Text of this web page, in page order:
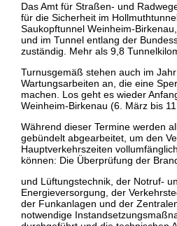
Das Amt für Straßen- und
für die Sicherheit im
Saukopftunnel Weinheim-
und im Tunnel entlang der
zuständig. Mehr als 9,8
Turnusgemäß stehen auch im
Wartungsarbeiten an, die eine
machen. Los geht es wieder
Weinheim-Birkenau (6. März bis
Während dieser Termine werden
gebündelt abgearbeitet, um den
Hauptverkehrszeiten
können: Die Überprüfung der
und Lüftungstechnik, der Notruf-
Energieversorgung, der
der Funkanlagen und der
notwendige